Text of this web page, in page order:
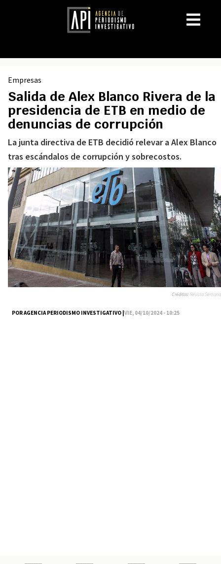
Empresas
Salida de Alex Blanco Rivera de la
presidencia de ETB en medio de
denuncias de corrupción
La junta directiva de ETB decidió relevar a Alex Blanco
tras escándalos de corrupción y sobrecostos.
POR AGENCIA PERIODISMO INVESTIGATIVO |VIE, 04/10/2024 - 10:25
Créditos:Revista Semana